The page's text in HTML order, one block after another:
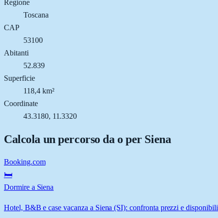
Regione
Toscana
CAP
53100
Abitanti
52.839
Superficie
118,4 km²
Coordinate
43.3180, 11.3320
Calcola un percorso da o per Siena
Booking.com
🛏️
Dormire a Siena
Hotel, B&B e case vacanza a Siena (SI): confronta prezzi e